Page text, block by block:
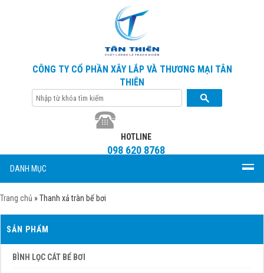
CÔNG TY CỔ PHẦN XÂY LẮP VÀ THƯƠNG MẠI TÂN
THIÊN
HOTLINE
098 620 8768
DANH MỤC
Trang chủ »Thanh xả tràn bể bơi
SẢN PHẨM
BÌNH LỌC CÁT BỂ BƠI